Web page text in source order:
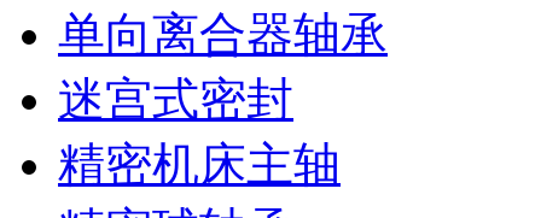
单向离合器轴承
迷宫式密封
精密机床主轴